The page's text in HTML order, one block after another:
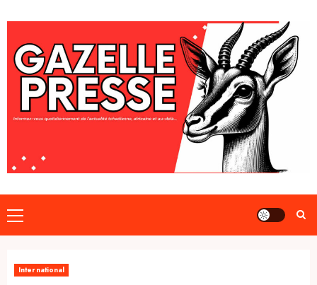
to
content
Primary
Menu
International